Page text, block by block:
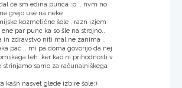
če sm edina punca :p .. nvm no
grejo use na neke
šole ..razn izjem
par punc ka so šle na strojno..
in zdravstvo niti mal ne zanima ..
pač .. mi pa doma govorijo da nej
teh. ker kao ni prihodnosti v
strinjamo samo za računalniškega
kašn nasvet glede izbire šole:)